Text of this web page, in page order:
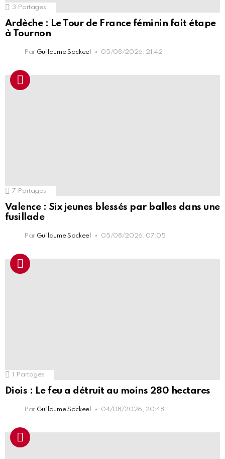
3 Partages
Ardèche : Le Tour de France féminin fait étape
à Tournon
Par Guillaume Sockeel 05/08/2026, 21:42
7 Partages
Valence : Six jeunes blessés par balles dans une
fusillade
Par Guillaume Sockeel 05/08/2026, 07:05
Partages
Diois : Le feu a détruit au moins 280 hectares
Par Guillaume Sockeel 04/08/2026, 20:48